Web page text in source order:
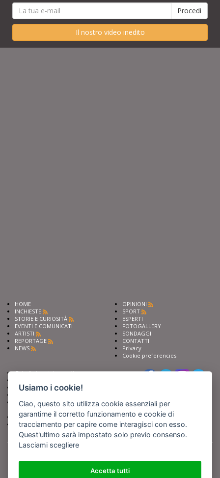
Il nostro video inedito
HOME
INCHIESTE
STORIE E CURIOSITÀ
EVENTI E COMUNICATI
ARTISTI
REPORTAGE
NEWS
OPINIONI
SPORT
ESPERTI
FOTOGALLERY
SONDAGGI
CONTATTI
Privacy
Cookie preferencies
Chiedi ai nostri esperti
Fai pubblicità con noi
Iscriviti al nostro corso di
giornalismo
Compra i nostri libri
Entra in Barinedita Map
detiene i Diritti d'Autore e sono state prodotte nell'anno 2012 e seguenti
Usiamo i cookie!
Ciao, questo sito utilizza cookie essenziali per
garantirne il corretto funzionamento e cookie di
tracciamento per capire come interagisci con esso.
Quest'ultimo sarà impostato solo previo consenso.
Lasciami scegliere
Accetta tutti